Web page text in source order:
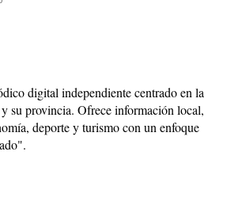
digital independiente centrado en la
su provincia. Ofrece información local,
deporte y turismo con un enfoque